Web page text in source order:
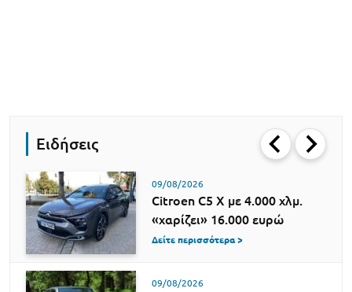
Ειδήσεις
09/08/2026
Citroen C5 X με 4.000 χλμ.
«χαρίζει» 16.000 ευρώ
Δείτε περισσότερα >
09/08/2026